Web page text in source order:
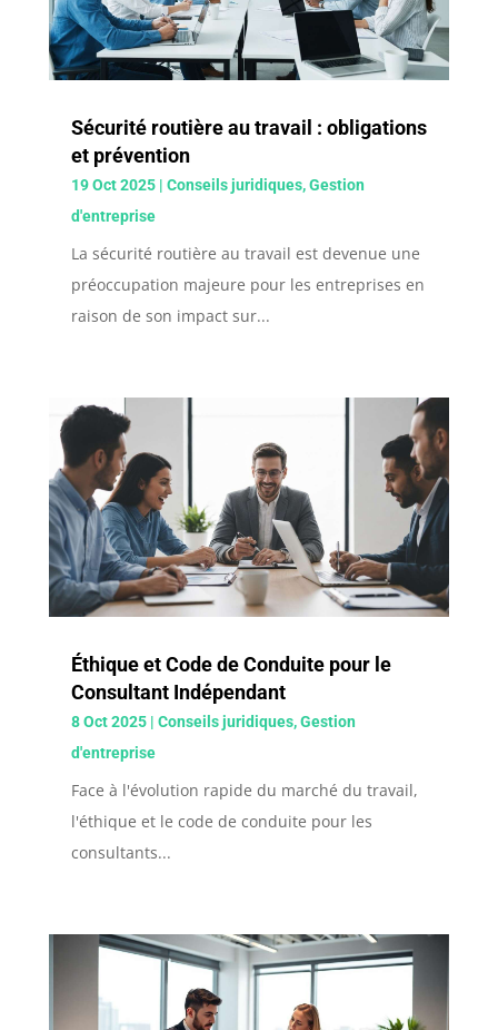
Sécurité routière au travail : obligations
et prévention
19 Oct 2025| Conseils juridiques,Gestion
d'entreprise
La sécurité routière au travail est devenue une
préoccupation majeure pour les entreprises en
raison de son impact sur...
Éthique et Code de Conduite pour le
Consultant Indépendant
8 Oct 2025| Conseils juridiques,Gestion
d'entreprise
Face à l'évolution rapide du marché du travail,
l'éthique et le code de conduite pour les
consultants...